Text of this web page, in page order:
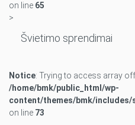
on line 65
>
Švietimo sprendimai
Notice: Trying to access array
/home/bmk/public_html/wp-
content/themes/bmk/
on line 73